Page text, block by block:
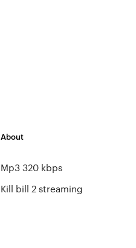
About
Mp3 320 kbps
Kill bill 2 streaming